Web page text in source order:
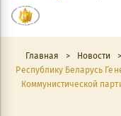
Главная > Новости >
Республику Беларусь
Коммунистической